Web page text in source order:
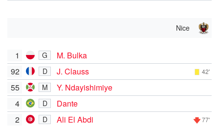
Nice
1 G
M. Bulka
92
D J. Clauss 42'
55 M
Y. Ndayishimiye
4
D
Dante
2
D Ali El Abdi 77'